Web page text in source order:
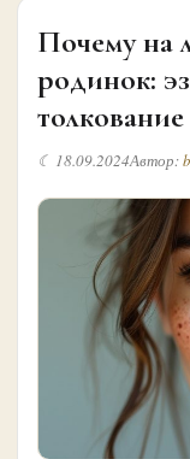
Почему на
родинок:
толкование
☾ 18.09.2024Автор: